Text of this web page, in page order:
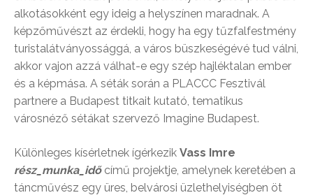
alkotásokként egy ideig a helyszínen maradnak. A
képzőművészt az érdekli, hogy ha egy tűzfalfestmény
turistalátványossággá, a város büszkeségévé tud válni,
akkor vajon azzá válhat-e egy szép hajléktalan ember
és a képmása. A séták során a PLACCC Fesztivál
partnere a Budapest titkait kutató, tematikus
városnéző sétákat szervező Imagine Budapest.
Különleges kísérletnek ígérkezik Vass Imre
rész_munka_időcímű projektje, amelynek keretében a
táncművész egy üres, belvárosi üzlethelyiségben öt